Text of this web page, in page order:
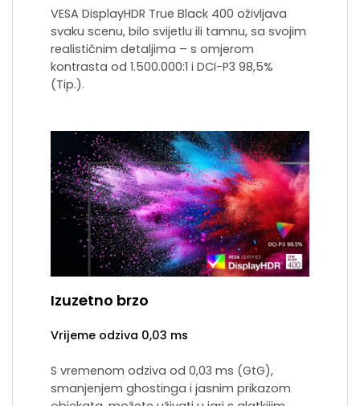
VESA DisplayHDR True Black 400 oživljava
svaku scenu, bilo svijetlu ili tamnu, sa svojim
realističnim detaljima – s omjerom
kontrasta od 1.500.000:1 i DCI-P3 98,5%
(Tip.).
Izuzetno brzo
Vrijeme odziva 0,03 ms
S vremenom odziva od 0,03 ms (GtG),
smanjenjem ghostinga i jasnim prikazom